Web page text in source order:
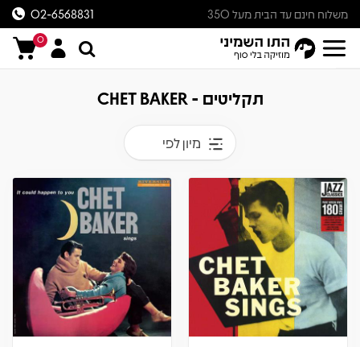
משלוח חינם עד הבית מעל 350
ש״ח
02-6568831
0
תקליטים - CHET BAKER
מיון לפי